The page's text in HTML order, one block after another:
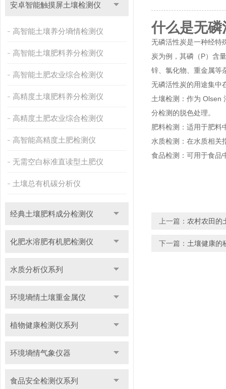
安卓智能触摸屏土壤检测仪
高智能土壤养分墒情检测仪
高智能土壤肥料养分检测仪
高智能土肥农业综合检测仪
高精度土壤肥料养分检测仪
高精度土肥农业综合检测仪
高智能高精度土肥检测仪
无需空白标准直读型土肥仪
土壤总有机碳分析仪
经典土壤肥料成分检测仪
化肥水溶肥有机肥检测仪
水质分析仪系列
环境墒情土壤重金属仪
植物健康检测仪系列
环境墒情气象仪器
食品安全检测仪系列
什么是无
无磷活性炭是一种经特
炭为例，其磷（P）含
锌、氯化物、重金属等
无磷活性炭的用途集中
土壤检测：作为 Olsen
分检测的脱色处理。
肥料检测：适用于肥料
水质检测：在水质相关
食品检测：可用于食品
上一篇： 农村农田的
下一篇： 土壤健康的